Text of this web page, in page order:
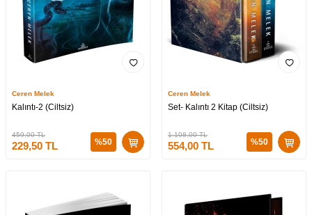
Ceren Melek
Kalıntı-2 (Ciltsiz)
459,00TL
229,50 TL %50
Ceren Melek
Set- Kalıntı 2 Kitap (Ciltsiz)
1.108,00TL
554,00 TL %50